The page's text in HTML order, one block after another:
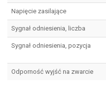
Napięcie zasilające
Sygnał odniesienia, liczba
Sygnał odniesienia, pozycja
Odporność wyjść na zwarcie